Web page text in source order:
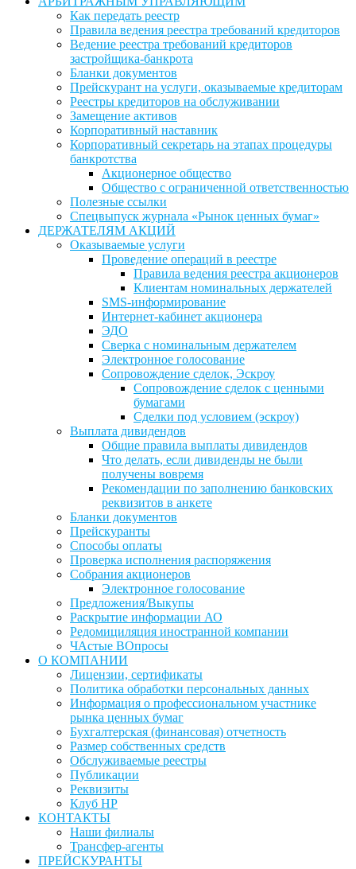
Как передать реестр
Правила ведения реестра требований кредиторов
Ведение реестра требований кредиторов
застройщика-банкрота
Бланки документов
Прейскурант на услуги, оказываемые кредиторам
Реестры кредиторов на обслуживании
Замещение активов
Корпоративный наставник
Корпоративный секретарь на этапах процедуры
банкротства
Акционерное общество
Общество с ограниченной ответственностью
Полезные ссылки
Спецвыпуск журнала «Рынок ценных бумаг»
ДЕРЖАТЕЛЯМ АКЦИЙ
Оказываемые услуги
Проведение операций в реестре
Правила ведения реестра акционеров
Клиентам номинальных держателей
SMS-информирование
Интернет-кабинет акционера
ЭДО
Сверка с номинальным держателем
Электронное голосование
Сопровождение сделок, Эскроу
Сопровождение сделок с ценными
бумагами
Сделки под условием (эскроу)
Выплата дивидендов
Общие правила выплаты дивидендов
Что делать, если дивиденды не были
получены вовремя
Рекомендации по заполнению банковских
реквизитов в анкете
Бланки документов
Прейскуранты
Способы оплаты
Проверка исполнения распоряжения
Собрания акционеров
Электронное голосование
Предложения/Выкупы
Раскрытие информации АО
Редомициляция иностранной компании
ЧАстые ВОпросы
О КОМПАНИИ
Лицензии, сертификаты
Политика обработки персональных данных
Информация о профессиональном участнике
рынка ценных бумаг
Бухгалтерская (финансовая) отчетность
Размер собственных средств
Обслуживаемые реестры
Публикации
Реквизиты
Клуб НР
КОНТАКТЫ
Наши филиалы
Трансфер-агенты
ПРЕЙСКУРАНТЫ